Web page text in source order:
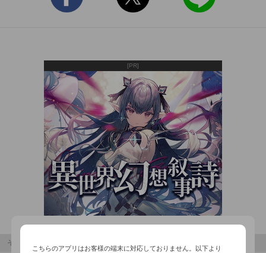
[PR]
その他のおすすめコンテンツ
こちらのアプリはお客様の端末に対応しておりません。以下より